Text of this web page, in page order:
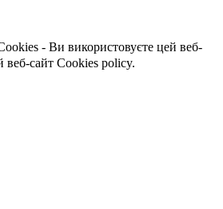
- Ви використовуєте цей веб-
веб-сайт Cookies policy.